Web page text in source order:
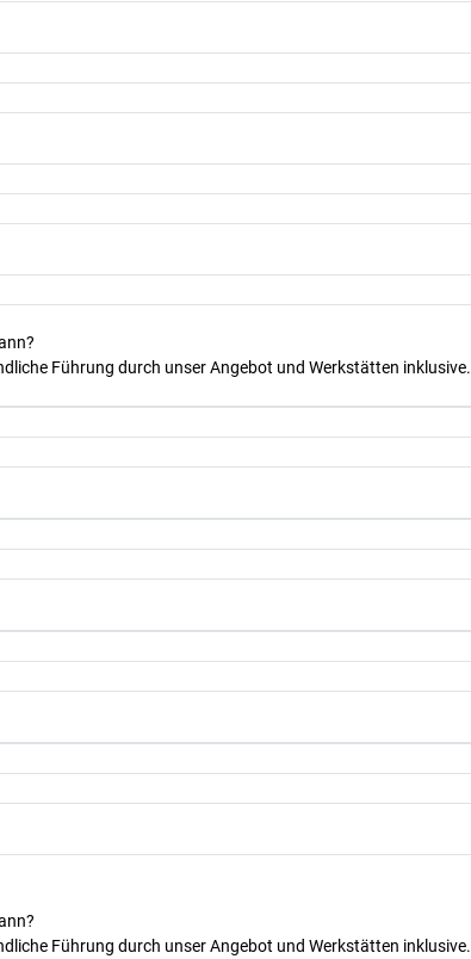
Führung durch unser Angebot und Werkstätten inklusive.
Führung durch unser Angebot und Werkstätten inklusive.